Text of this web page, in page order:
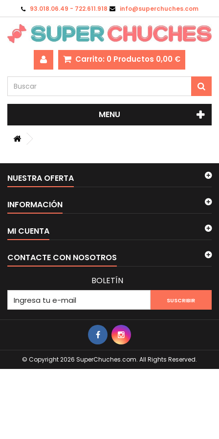
93.018.06.49 - 722.611.918 info@superchuches.com
Carrito: 0 Productos 0,00 €
MENU
NUESTRA OFERTA
INFORMACIÓN
© Copyright 2026 SuperChuches.com. All Rights Reserved.
MI CUENTA
CONTACTE CON NOSOTROS
BOLETÍN
SUSCRIBIR